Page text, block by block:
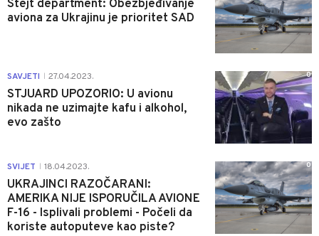
Stejt department: Obezbjeđivanje
aviona za Ukrajinu je prioritet SAD
SAVJETI 27.04.2023.
STJUARD UPOZORIO: U avionu
nikada ne uzimajte kafu i alkohol,
evo zašto
0
SVIJET 18.04.2023.
UKRAJINCI RAZOČARANI:
AMERIKA NIJE ISPORUČILA AVIONE
F-16 - Isplivali problemi - Počeli da
koriste autoputeve kao piste?
0